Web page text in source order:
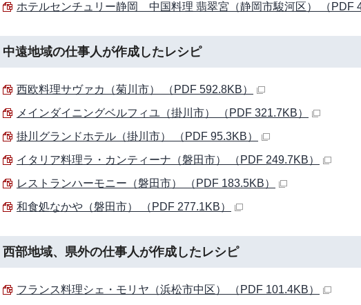
ホテルセンチュリー静岡 中国料理 翡翠宮（静岡市駿河区） （PDF
中遠地域の仕事人が作成したレシピ
西欧料理サヴァカ（菊川市） （PDF 592.8KB）
メインダイニングベルフィユ（掛川市） （PDF 321.7KB）
掛川グランドホテル（掛川市） （PDF 95.3KB）
イタリア料理ラ・カンティーナ（磐田市） （PDF 249.7KB）
レストランハーモニー（磐田市） （PDF 183.5KB）
和食処なかや（磐田市） （PDF 277.1KB）
西部地域、県外の仕事人が作成したレシピ
フランス料理シェ・モリヤ（浜松市中区） （PDF 101.4KB）